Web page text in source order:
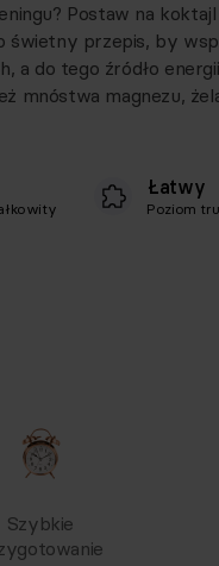
Postaw na
świetny przepis, by
a do tego źródło
mnóstwa magnezu,
Łatwy
Poziom
Szybkie